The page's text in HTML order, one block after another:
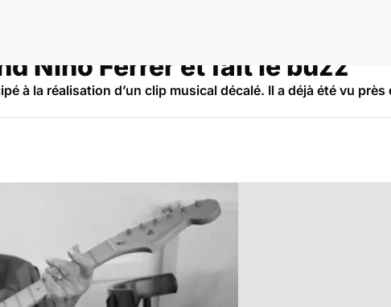
Nino Ferrer et fait le buzz
à la réalisation d’un clip musical décalé. Il a déjà été vu